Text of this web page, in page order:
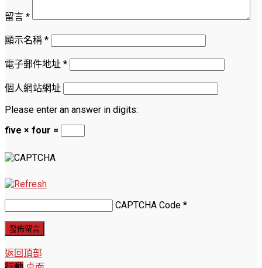
留言 *
顯示名稱 *
電子郵件地址 *
個人網站網址
Please enter an answer in digits:
five × four =
CAPTCHA Code *
返回頂部